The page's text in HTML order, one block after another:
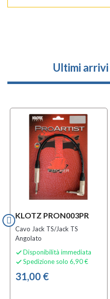
Ultimi
KLOTZ PRON003PR
Cavo Jack TS/Jack TS
Angolato
 Disponibilità immediata
 Spedizione solo 6,90 €
31,00 €